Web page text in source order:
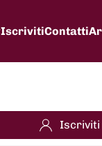
IscrivitiContatti
Iscriviti